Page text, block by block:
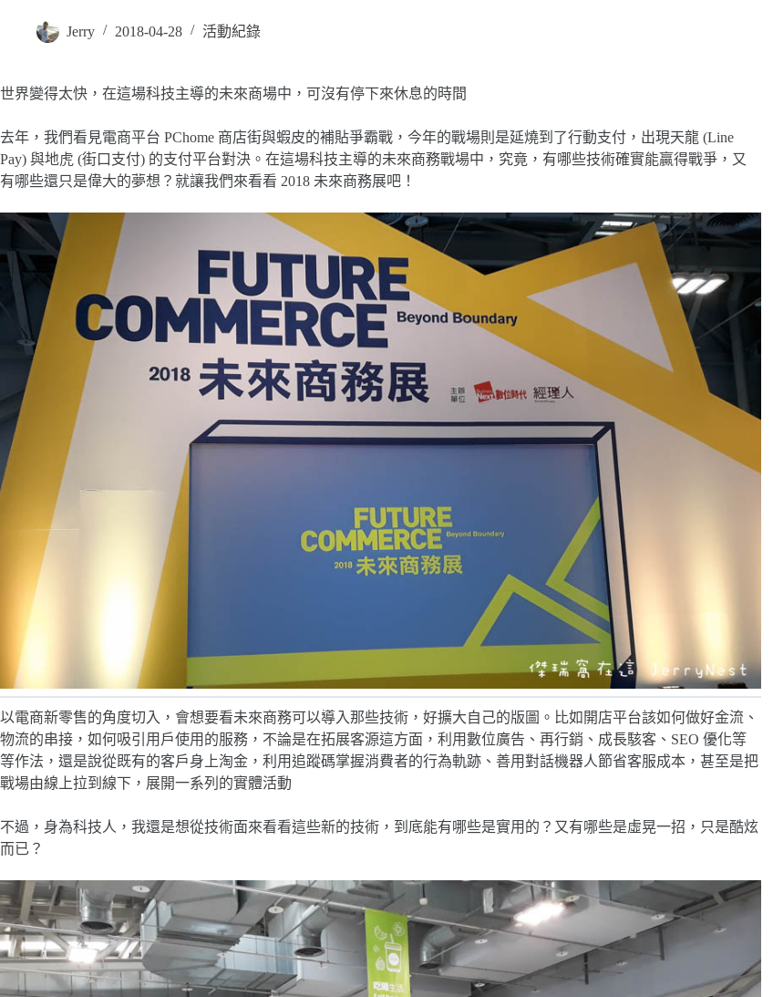
Jerry 2018-04-28 活動紀錄
世界變得太快，在這場科技主導的未來商場中，可沒有停下來休息的時間
去年，我們看見電商平台 PChome 商店街與蝦皮的補貼爭霸戰，今年的戰場則是延燒到了行動支付，出現天龍 (Line
Pay) 與地虎 (街口支付) 的支付平台對決。在這場科技主導的未來商務戰場中，究竟，有哪些技術確實能贏得戰爭，又
有哪些還只是偉大的夢想？就讓我們來看看 2018 未來商務展吧！
以電商新零售的角度切入，會想要看未來商務可以導入那些技術，好擴大自己的版圖。比如開店平台該如何做好金流、
物流的串接，如何吸引用戶使用的服務，不論是在拓展客源這方面，利用數位廣告、再行銷、成長駭客、SEO 優化等
等作法，還是說從既有的客戶身上淘金，利用追蹤碼掌握消費者的行為軌跡、善用對話機器人節省客服成本，甚至是把
戰場由線上拉到線下，展開一系列的實體活動
不過，身為科技人，我還是想從技術面來看看這些新的技術，到底能有哪些是實用的？又有哪些是虛晃一招，只是酷炫
而已？